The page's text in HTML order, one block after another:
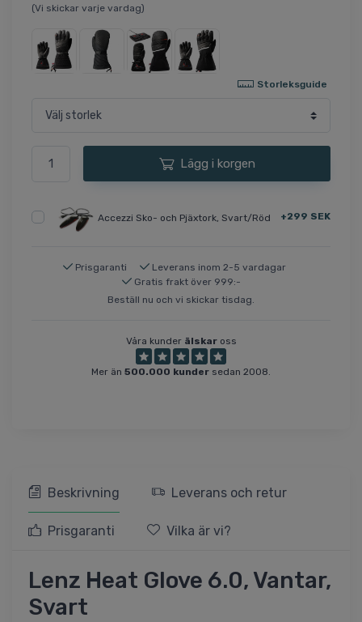
(Vi skickar varje vardag)
Storleksguide
Lägg i korgen
Accezzi Sko- och Pjäxtork, Svart/Röd +299 SEK
Prisgaranti
Leverans inom 2-5 vardagar
Gratis frakt över 999:-
Beställ nu och vi skickar tisdag.
Våra kunder älskaross
Mer än 500.000 kunder sedan 2008.
Beskrivning Leverans och retur
Prisgaranti Vilka är vi?
Lenz Heat Glove 6.0, Vantar,
Svart